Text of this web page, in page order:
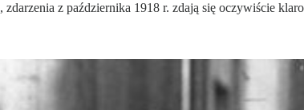
z października 1918 r. zdają się oczywiście